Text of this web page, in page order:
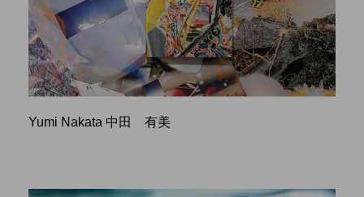
Yumi Nakata 中田 有美